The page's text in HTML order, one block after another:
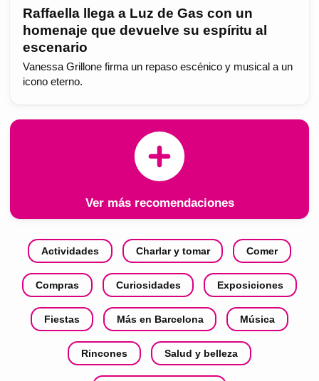
Raffaella llega a Luz de Gas con un
homenaje que devuelve su espíritu al
escenario
Vanessa Grillone firma un repaso escénico y musical a un
icono eterno.
Ver más recomendaciones
Actividades Charlar y tomar Comer
Compras Curiosidades Exposiciones
Fiestas Más en Barcelona Música
Rincones Salud y belleza